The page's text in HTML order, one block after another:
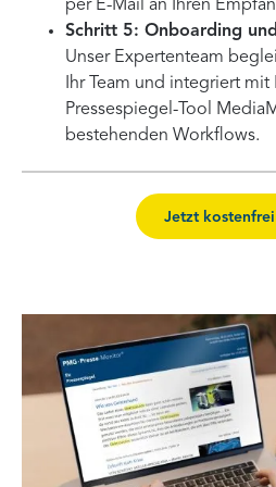
per E-Mail an Ihren
Schritt 5: Onboarding
Unser Expertenteam
Ihr Team und integriert mit
Pressespiegel-Tool
bestehenden Workflows.
Jetzt